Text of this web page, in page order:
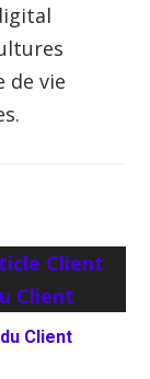
de vie
Client